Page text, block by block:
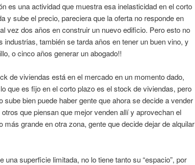
es una actividad que muestra esa inelasticidad en el corto
y sube el precio, pareciera que la oferta no responde en
vez dos años en construir un nuevo edificio. Pero esto no
industrias, también se tarda años en tener un buen vino, y
o cinco años generar un abogado!!
de viviendas está en el mercado en un momento dado,
que es fijo en el corto plazo es el stock de viviendas, pero
sube bien puede haber gente que ahora se decide a vender
que piensan que mejor venden allí y aprovechan el
más grande en otra zona, gente que decide dejar de alquilar
una superficie limitada, no lo tiene tanto su “espacio”, por